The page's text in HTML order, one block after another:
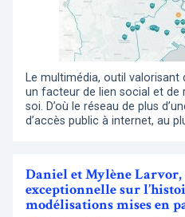
Le multimédia, outil
un facteur de lien social et de
soi. D’où le réseau de plus
d’accès public à internet, au
Daniel et Mylène
exceptionnelle sur
modélisations mises en